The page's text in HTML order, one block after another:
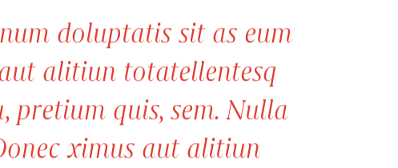
doluptatis sit as eum
alitiun totatellentesq
pretium quis, sem. Nulla
ximus aut alitiun